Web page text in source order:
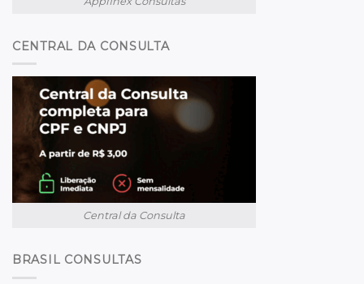
CENTRAL DA CONSULTA
Central da Consulta
BRASIL CONSULTAS